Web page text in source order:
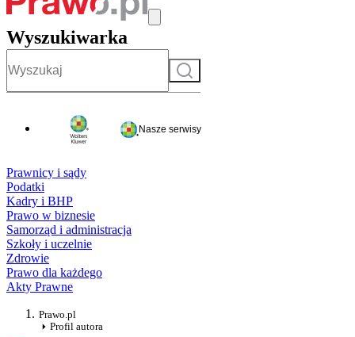
Wyszukiwarka
Szukaj
Nasze serwisy
Prawnicy i sądy
Podatki
Kadry i BHP
Prawo w biznesie
Samorząd i administracja
Szkoły i uczelnie
Zdrowie
Prawo dla każdego
Akty Prawne
Prawo.pl
Profil autora